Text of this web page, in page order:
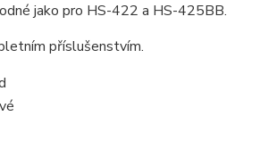
jako pro HS-422 a HS-425BB.
příslušenstvím.